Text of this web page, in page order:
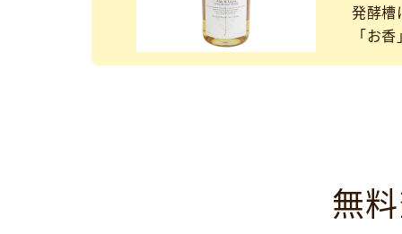
発酵槽
「お
無